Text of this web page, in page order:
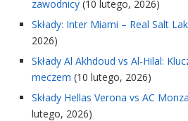
zawodnicy (10 lutego, 2026)
Składy: Inter Miami – Real Salt
2026)
Składy Al Akhdoud vs Al-Hilal:
meczem (10 lutego, 2026)
Składy Hellas Verona vs AC
lutego, 2026)